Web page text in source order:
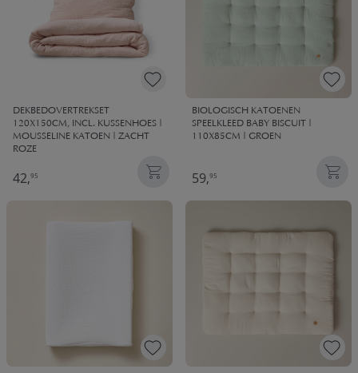
DEKBEDOVERTREKSET
120X150CM, INCL. KUSSENHOES |
MOUSSELINE KATOEN | ZACHT
ROZE
42,95
BIOLOGISCH KATOENEN
SPEELKLEED BABY BISCUIT |
110X85CM | GROEN
59,95